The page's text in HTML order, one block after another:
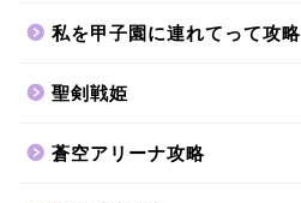
私を甲子園に連れてって攻略
聖剣戦姫
蒼空アリーナ攻略